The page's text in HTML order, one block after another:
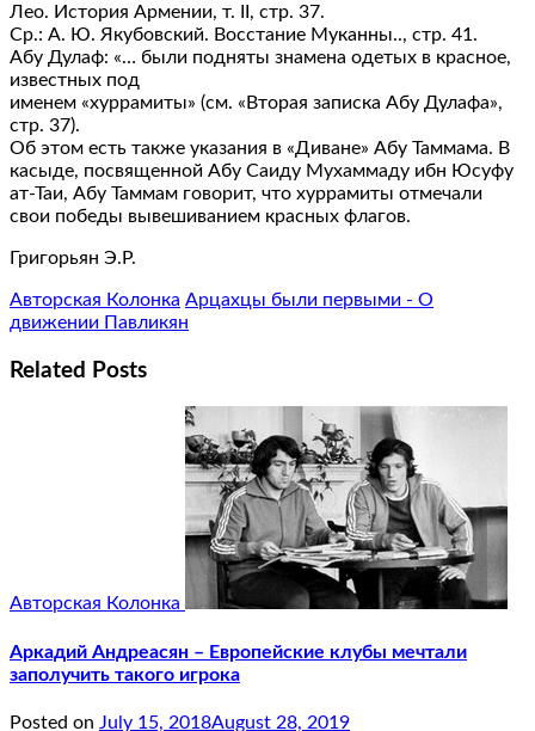
Лео. История Армении, т. II, стр. 37.
Ср.: А. Ю. Якубовский. Восстание Муканны.., стр. 41.
Абу Дулаф: «… были подняты знамена одетых в красное,
известных под
именем «хуррамиты» (см. «Вторая записка Абу Дулафа»,
стр. 37).
Об этом есть также указания в «Диване» Абу Таммама. В
касыде, посвященной Абу Саиду Мухаммаду ибн Юсуфу
ат-Таи, Абу Таммам говорит, что хуррамиты отмечали
свои победы вывешиванием красных флагов.
Григорьян Э.Р.
Авторская Колонка Арцахцы были первыми - О
движении Павликян
Related Posts
Авторская Колонка
Аркадий Андреасян – Европейские клубы мечтали
заполучить такого игрока
Posted on July 15, 2018August 28, 2019